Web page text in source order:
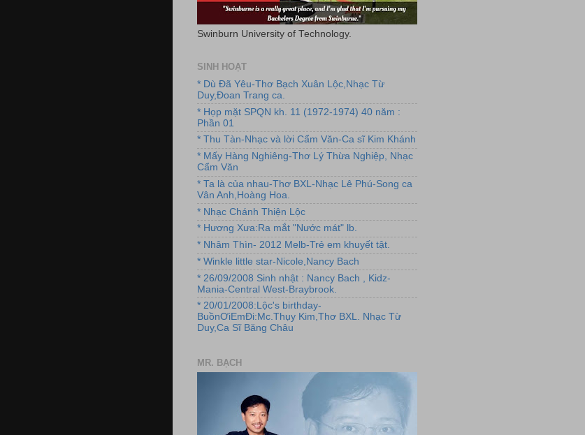
Swinburn University of Technology.
SINH HOẠT
* Dù Đã Yêu-Thơ Bạch Xuân Lộc,Nhạc Từ
Duy,Đoan Trang ca.
* Họp mặt SPQN kh. 11 (1972-1974) 40 năm :
Phần 01
* Thu Tàn-Nhạc và lời Cẩm Văn-Ca sĩ Kim Khánh
* Mấy Hàng Nghiêng-Thơ Lý Thừa Nghiệp, Nhạc
Cẩm Văn
* Ta là của nhau-Thơ BXL-Nhạc Lê Phú-Song ca
Vân Anh,Hoàng Hoa.
* Nhạc Chánh Thiện Lộc
* Hương Xưa:Ra mắt "Nước mát" lb.
* Nhâm Thìn- 2012 Melb-Trẻ em khuyết tật.
* Winkle little star-Nicole,Nancy Bach
* 26/09/2008 Sinh nhật : Nancy Bach , Kidz-
Mania-Central West-Braybrook.
* 20/01/2008:Lộc's birthday-
BuồnƠiEmĐi:Mc.Thụy Kim,Thơ BXL. Nhạc Từ
Duy,Ca Sĩ Băng Châu
MR. BẠCH